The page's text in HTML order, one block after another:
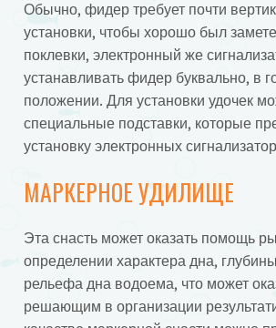
Обычно, фидер требует почти
установки, чтобы хорошо был
поклевки, электронный же
устанавливать фидер буквально, в
положении. Для установки удочек
специальные подставки, которые
установку электронных
МАРКЕРНОЕ УДИЛИЩЕ
Эта снасть может оказать помощь
определении характера дна,
рельефа дна водоема, что может
решающим в организации